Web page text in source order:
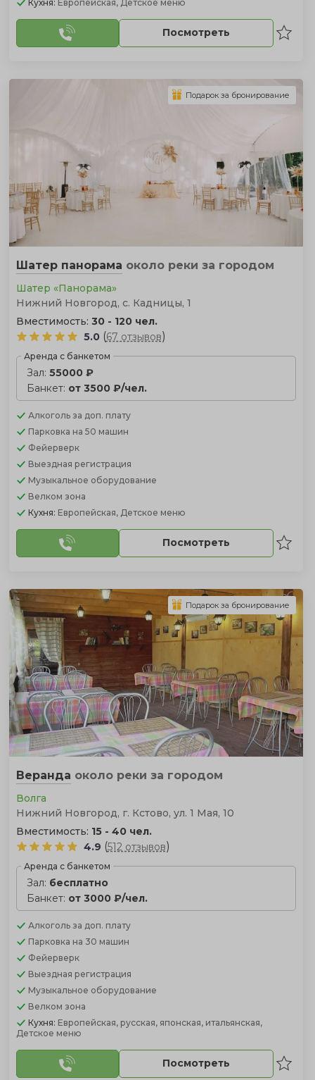
Кухня: Европейская, Детское меню
Посмотреть
Шатер панорама около реки за городом
Шатер «Панорама»
Нижний Новгород, с. Кадницы, 1
Вместимость: 30 - 120 чел.
5.0 (67 отзывов)
Аренда с банкетом
Зал: 55000 ₽
Банкет: от 3500 ₽/чел.
Алкоголь за доп. плату
Парковка на 50 машин
Фейерверк
Выездная регистрация
Музыкальное оборудование
Велком зона
Кухня: Европейская, Детское меню
Посмотреть
Подарок за бронирование
Веранда около реки за городом
Волга
Нижний Новгород, г. Кстово, ул. 1 Мая, 10
Вместимость: 15 - 40 чел.
4.9 (512 отзывов)
Аренда с банкетом
Зал: бесплатно
Банкет: от 3000 ₽/чел.
Алкоголь за доп. плату
Парковка на 30 машин
Фейерверк
Выездная регистрация
Музыкальное оборудование
Велком зона
Кухня: Европейская, русская, японская, итальянская,
Детское меню
Посмотреть
Подарок за бронирование